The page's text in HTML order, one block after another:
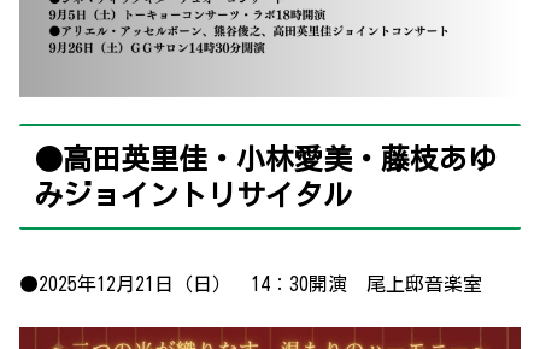
●高田英里佳・小林愛美・藤枝あゆ
みジョイントリサイタル
●2025年12月21日（日） 14：30開演 尾上邸音楽室